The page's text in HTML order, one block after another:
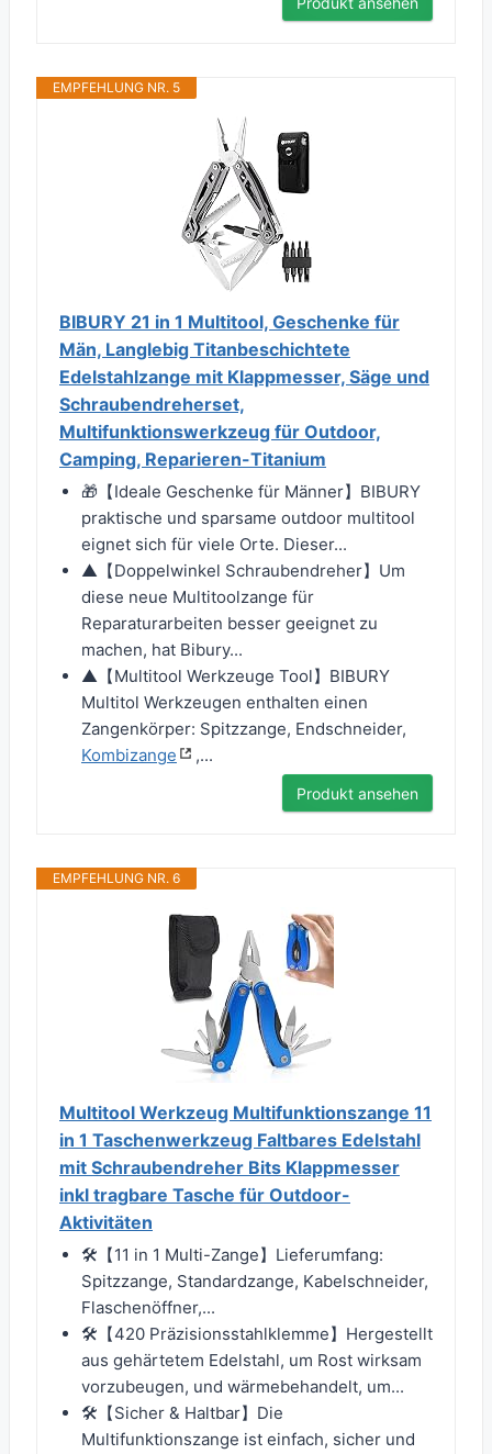
EMPFEHLUNG NR. 5
BIBURY 21 in 1 Multitool, Geschenke für
Män, Langlebig Titanbeschichtete
Edelstahlzange mit Klappmesser, Säge und
Schraubendreherset,
Multifunktionswerkzeug für Outdoor,
Camping, Reparieren-Titanium
🎁【Ideale Geschenke für Männer】BIBURY
praktische und sparsame outdoor multitool
eignet sich für viele Orte. Dieser...
▲【Doppelwinkel Schraubendreher】Um
diese neue Multitoolzange für
Reparaturarbeiten besser geeignet zu
machen, hat Bibury...
▲【Multitool Werkzeuge Tool】BIBURY
Multitol Werkzeugen enthalten einen
Zangenkörper: Spitzzange, Endschneider,
Kombizange
,...
Produkt ansehen
EMPFEHLUNG NR. 6
Multitool Werkzeug Multifunktionszange 11
in 1 Taschenwerkzeug Faltbares Edelstahl
mit Schraubendreher Bits Klappmesser
inkl tragbare Tasche für Outdoor-
Aktivitäten
🛠️【11 in 1 Multi-Zange】Lieferumfang:
Spitzzange, Standardzange, Kabelschneider,
Flaschenöffner,...
🛠️【420 Präzisionsstahlklemme】Hergestellt
aus gehärtetem Edelstahl, um Rost wirksam
vorzubeugen, und wärmebehandelt, um...
🛠️【Sicher & Haltbar】Die
Multifunktionszange ist einfach, sicher und